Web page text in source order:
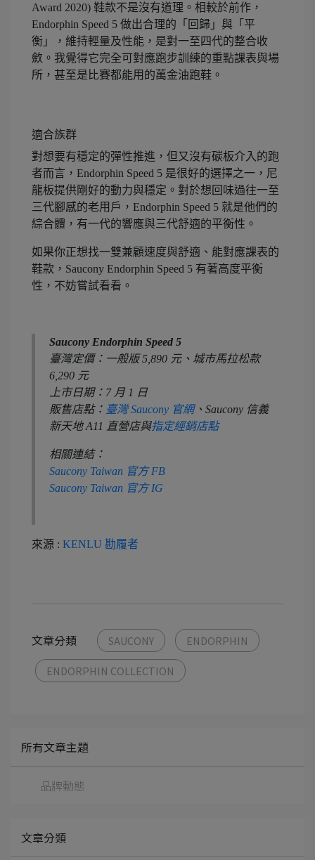
Award 2020) 鞋款不是沒有道理。相較於前作，
Endorphin Speed 5 做出合理的「回歸」與「平
衡」，維持輕量及性能，是對一至四代的整合收
斂。我覺得它完全可對應跑步訓練的重點課表與場
所，甚至是比賽都能用的萬金油跑鞋。
適合族群
對想要有穩定的彈性推進，但又沒有碳板介入的跑
者而言，Endorphin Speed 5 是很好的選擇之一，尼
龍板提供剛好的動力與穩定。對於想回味過往一至
三代腳感的老用戶，Endorphin Speed 5 就是他們的
綜合體，有一代的響應與三代舒適的平衡性。
如果你正想找一雙兼顧速度與舒適、能對應課表的
鞋款，Saucony Endorphin Speed 5 有著高度平衡
性，不妨嘗試看看。
Saucony Endorphin Speed 5
臺灣定價：一般版 5,890 元、城市馬拉松款
6,290 元
上市日期：7 月 1 日
販售店點： 臺灣 Saucony 官網、Saucony 信義
新天地 A11 直營店與指定經銷店點
相關連結：
Saucony Taiwan 官方 FB
Saucony Taiwan 官方 IG
來源 : KENLU 勘履者
文章分類 SAUCONY ENDORPHIN
ENDORPHIN COLLECTION
所有文章主題
品牌動態
文章分類